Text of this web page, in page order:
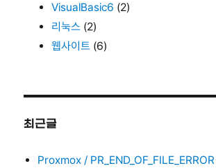
VisualBasic6 (2)
리눅스 (2)
웹사이트 (6)
최근글
Proxmox / PR_END_OF_FILE_ERROR